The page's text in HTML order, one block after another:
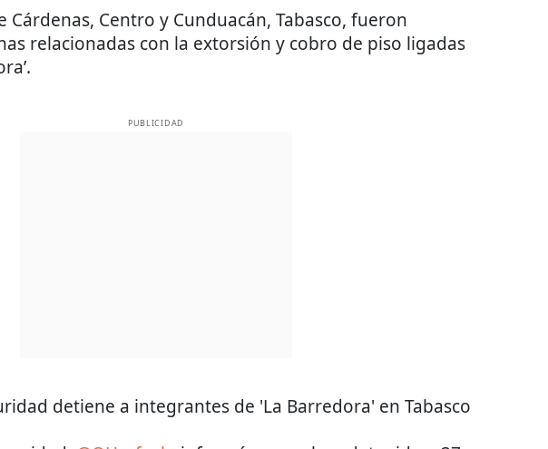
Cárdenas, Centro y Cunduacán, Tabasco, fueron
relacionadas con la extorsión y cobro de piso ligadas
PUBLICIDAD
detiene a integrantes de 'La Barredora' en Tabasco